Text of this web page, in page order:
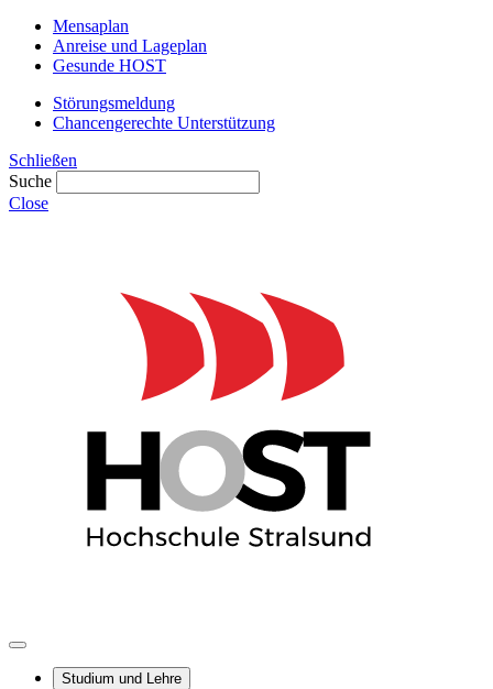
Mensaplan
Anreise und Lageplan
Gesunde HOST
Störungsmeldung
Chancengerechte Unterstützung
Schließen
Suche
Close
Studium und Lehre